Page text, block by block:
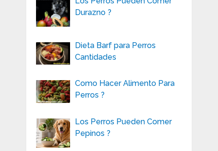
Durazno ?
Dieta Barf para Perros
Cantidades
Como Hacer Alimento Para
Perros ?
Los Perros Pueden Comer
Pepinos ?